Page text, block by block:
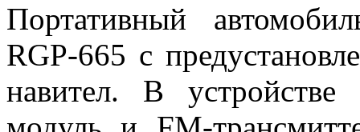
Портативный
RGP-665 c
навител. В устройстве